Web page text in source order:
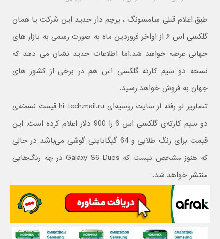
طبق اعلام قبلی سامسونگ ، پرچم دار جدید این شرکت یا همان
گلکسی اس ۶ از اواخر فروردین ماه به صورت رسمی به بازار های
جهانی عرضه خواهد شد.اما اطلاعات جدید نشان می دهد که
نسخه دو سیم کارته گلکسی اس هم در برخی از کشور های
جهان به فروش خواهد رسید.
تصاویر لو رفته از سایت روسیه‌ای hi-tech.mail.ru قیمت نسخه‌ی
دو سیم کارته‌ی گلکسی اس 6 را 900 دلار اعلام کرده است. این
قیمت برای رنگ طلایی و 64 گیگابایتی گوشی می‌باشد در حالی‌
که هنوز مشخص نیست که Galaxy S6 Duos در چه رنگ‌هایی
منتشر خواهد شد.